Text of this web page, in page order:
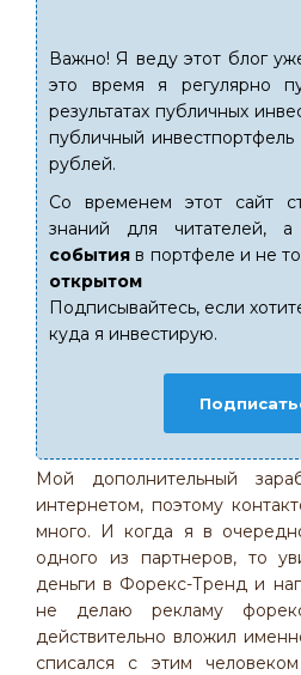
Важно! Я веду этот блог
это время я регулярно
результатах публичных
публичный
рублей.
Со временем этот сайт
знаний для читателей,
события в портфеле и не
открытом
Подписывайтесь, если
куда я инвестирую.
Мой дополнительный
интернетом, поэтому
много. И когда я в
одного из партнеров, то
деньги в Форекс-Тренд и
не делаю рекламу
действительно вложил
списался с этим